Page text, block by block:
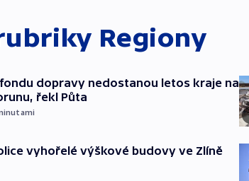
Regiony
dopravy nedostanou letos kraje na
řekl Půta
vyhořelé výškové budovy ve Zlíně